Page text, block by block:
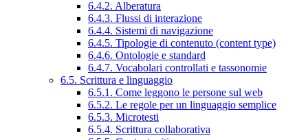
6.4.2. Alberatura
6.4.3. Flussi di interazione
6.4.4. Sistemi di navigazione
6.4.5. Tipologie di contenuto (content type)
6.4.6. Ontologie e standard
6.4.7. Vocabolari controllati e tassonomie
6.5. Scrittura e linguaggio
6.5.1. Come leggono le persone sul web
6.5.2. Le regole per un linguaggio semplice
6.5.3. Microtesti
6.5.4. Scrittura collaborativa